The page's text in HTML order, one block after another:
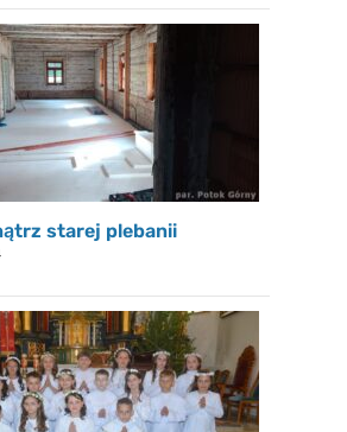
starej plebanii